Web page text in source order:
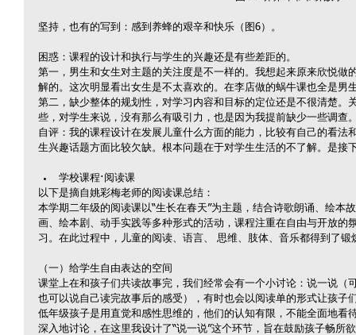
坚持，也有的写到：感到养蜂的艰辛和快乐（图6）。
困惑：课程的设计和执行与学生的兴趣还是有些差距的。
第一，男生和女生对主题的关注度是不一样的。我想起来原来欣悦做
解的。这次明显看出女生是不太喜欢的。在李店做的蜗牛课也全是男
第二，缺少整体的规划性，对学习内容和目标的定位还是不很清楚。
些，对学生来说，没有那么有吸引力，也是因为我提前缺少一些调查
自评：我的课程设计在发展儿童什么方面的能力，比较有自己的看法
生兴趣话题方面比较欠缺。根本问题在于对学生生活的不了解。是接
学校课程·阅读课
以下是摘自姚彩梅老师的阅读课总结：
本学期二年级的阅读课以“生长在春天”为主题，结合诗歌朗诵、绘本
画、绘本剧、动手实践等多种形式的活动，课程注重在自由与开放的
习。在此过程中，儿童的阅读、语言、 思维、肢体、音乐都得到了锻
（一）给学生自由表达的空间
课堂上在和孩子们共读故事完，我们经常会有一个小讨论：说一说（
也可以说自己读完故事后的感受），有时也会以阅读单的形式让孩子
低年级孩子是用直觉和感性思维的，他们的认知有限，不能全面地看
深入地讨论，在这里我设计了“说一说”这个环节，旨在鼓励孩子畅所